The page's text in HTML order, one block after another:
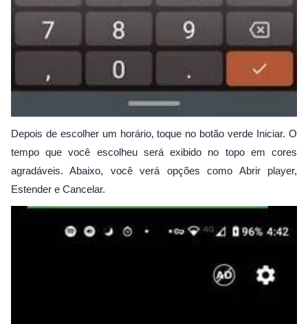
Depois de escolher um horário, toque no botão verde Iniciar. O
tempo que você escolheu será exibido no topo em cores
agradáveis. Abaixo, você verá opções como Abrir player,
Estender e Cancelar.